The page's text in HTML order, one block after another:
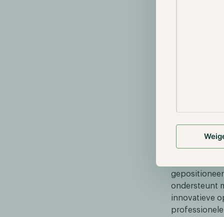
benutten om
Hodl
dat hun
ondersteunt
innovatieve